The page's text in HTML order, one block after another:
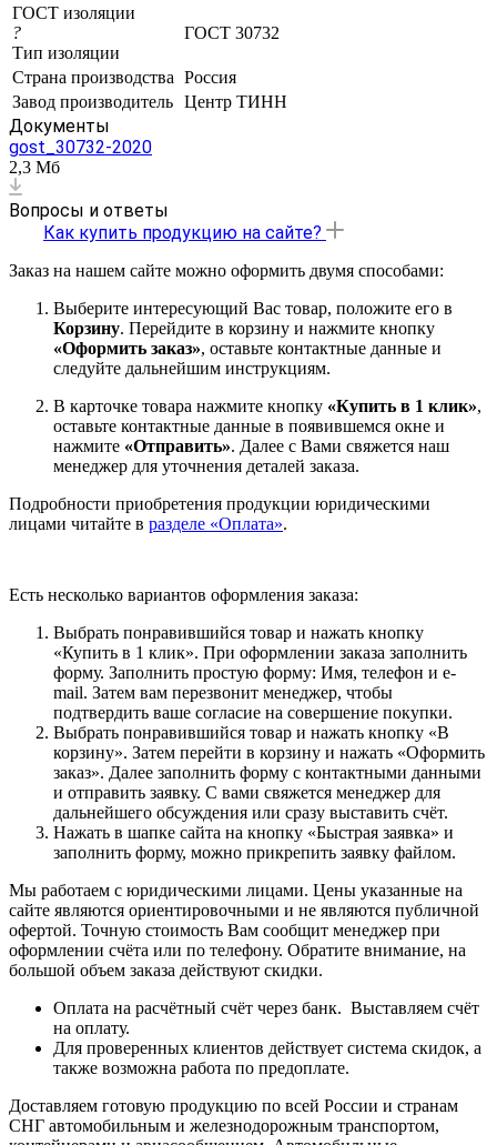
ГОСТ изоляции
?
Тип изоляции
ГОСТ 30732
Страна производства Россия
Завод производитель Центр ТИНН
Документы
gost_30732-2020
2,3 Мб
Вопросы и ответы
Как купить продукцию на сайте?
Заказ на нашем сайте можно оформить двумя способами:
Выберите интересующий Вас товар, положите его в
Корзину. Перейдите в корзину и нажмите кнопку
«Оформить заказ», оставьте контактные данные и
следуйте дальнейшим инструкциям.
В карточке товара нажмите кнопку «Купить в 1 клик»,
оставьте контактные данные в появившемся окне и
нажмите «Отправить». Далее с Вами свяжется наш
менеджер для уточнения деталей заказа.
Подробности приобретения продукции юридическими
лицами читайте в разделе «Оплата».
Есть несколько вариантов оформления заказа:
Выбрать понравившийся товар и нажать кнопку
«Купить в 1 клик». При оформлении заказа заполнить
форму. Заполнить простую форму: Имя, телефон и e-
mail. Затем вам перезвонит менеджер, чтобы
подтвердить ваше согласие на совершение покупки.
Выбрать понравившийся товар и нажать кнопку «В
корзину». Затем перейти в корзину и нажать «Оформить
заказ». Далее заполнить форму с контактными данными
и отправить заявку. С вами свяжется менеджер для
дальнейшего обсуждения или сразу выставить счёт.
Нажать в шапке сайта на кнопку «Быстрая заявка» и
заполнить форму, можно прикрепить заявку файлом.
Мы работаем с юридическими лицами. Цены указанные на
сайте являются ориентировочными и не являются публичной
офертой. Точную стоимость Вам сообщит менеджер при
оформлении счёта или по телефону. Обратите внимание, на
большой объем заказа действуют скидки.
Оплата на расчётный счёт через банк. Выставляем счёт
на оплату.
Для проверенных клиентов действует система скидок, а
также возможна работа по предоплате.
Доставляем готовую продукцию по всей России и странам
СНГ автомобильным и железнодорожным транспортом,